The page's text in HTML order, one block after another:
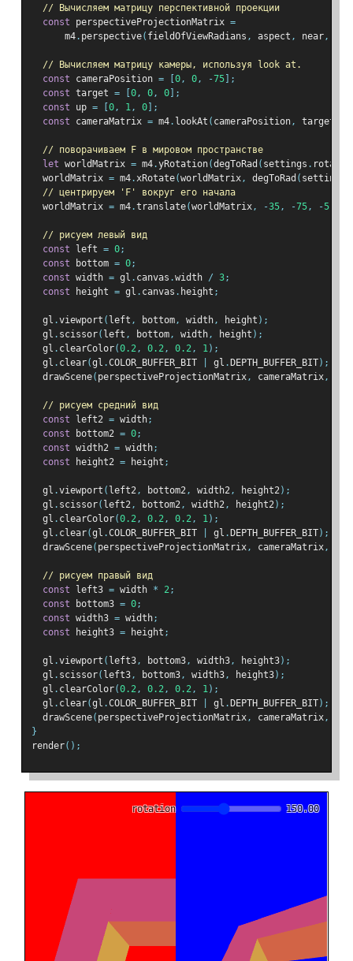
// Вычисляем матрицу перспективной проекции
const perspectiveProjectionMatrix =
      m4
. perspective( fieldOfViewRadians , aspect , near,
// Вычисляем матрицу камеры, используя look at.
const cameraPosition = 0, 0, -75 ];
const target = 0, 0, 0 ];
const up = 0, 1, 0 ];
const cameraMatrix = m4. lookAt ( cameraPosition, target
// поворачиваем F в мировом пространстве
let worldMatrix = m4.yRotation(degToRad ( settings .
  worldMatrix
= m4.xRotate(worldMatrix, degToRad ( settings
// центрируем 'F' вокруг его начала
  worldMatrix
= m4.translate(worldMatrix, -35, -75, -5
// рисуем левый вид
const left = 0;
const bottom = 0;
const width = gl . canvas .width / 3;
const height = gl . canvas . height ;
  gl
.viewport ( left , bottom, width, height );
  gl
. scissor( left , bottom, width, height );
  gl
. clearColor(0.2, 0.2, 0.2, 1);
  gl
. clear(gl .COLOR_BUFFER_BIT gl . DEPTH_BUFFER_BIT);
  drawScene
( perspectiveProjectionMatrix, cameraMatrix,
// рисуем средний вид
const left2 = width;
const bottom2 = 0;
const width2 = width;
const height2 = height ;
  gl
.viewport ( left2, bottom2, width2, height2);
  gl
. scissor( left2, bottom2, width2, height2);
  gl
. clearColor(0.2, 0.2, 0.2, 1);
  gl
. clear(gl .COLOR_BUFFER_BIT gl . DEPTH_BUFFER_BIT);
  drawScene
( perspectiveProjectionMatrix, cameraMatrix,
// рисуем правый вид
const left3 = width * 2;
const bottom3 = 0;
const width3 = width;
const height3 = height ;
  gl
.viewport ( left3, bottom3, width3, height3);
  gl
. scissor( left3, bottom3, width3, height3);
  gl
. clearColor(0.2, 0.2, 0.2, 1);
  gl
. clear(gl .COLOR_BUFFER_BIT gl . DEPTH_BUFFER_BIT);
  drawScene
( perspectiveProjectionMatrix, cameraMatrix,
}
render();